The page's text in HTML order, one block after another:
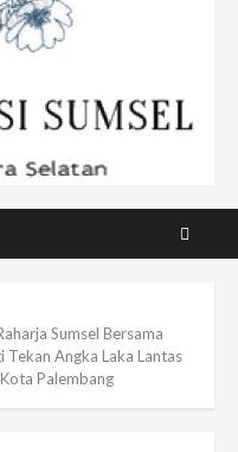
Sumsel Bersama
Angka Laka Lantas
Palembang